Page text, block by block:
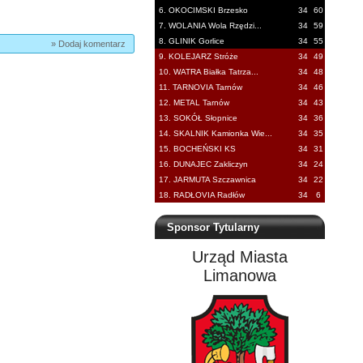
6. OKOCIMSKI Brzesko
34
60
7. WOLANIA Wola Rzędzi...
34
59
8. GLINIK Gorlice
34
55
9. KOLEJARZ Stróże
34
49
10. WATRA Białka Tatrza...
34
48
11. TARNOVIA Tarnów
34
46
12. METAL Tarnów
34
43
13. SOKÓŁ Słopnice
34
36
14. SKALNIK Kamionka Wie...
34
35
15. BOCHEŃSKI KS
34
31
16. DUNAJEC Zakliczyn
34
24
17. JARMUTA Szczawnica
34
22
18. RADŁOVIA Radłów
34 6
Sponsor Tytularny
Urząd Miasta
Limanowa
» Dodaj komentarz